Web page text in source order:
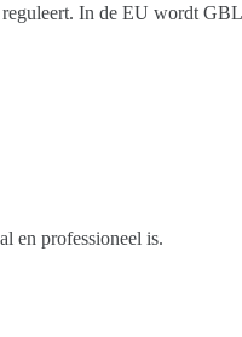
In de EU wordt
en professioneel is.